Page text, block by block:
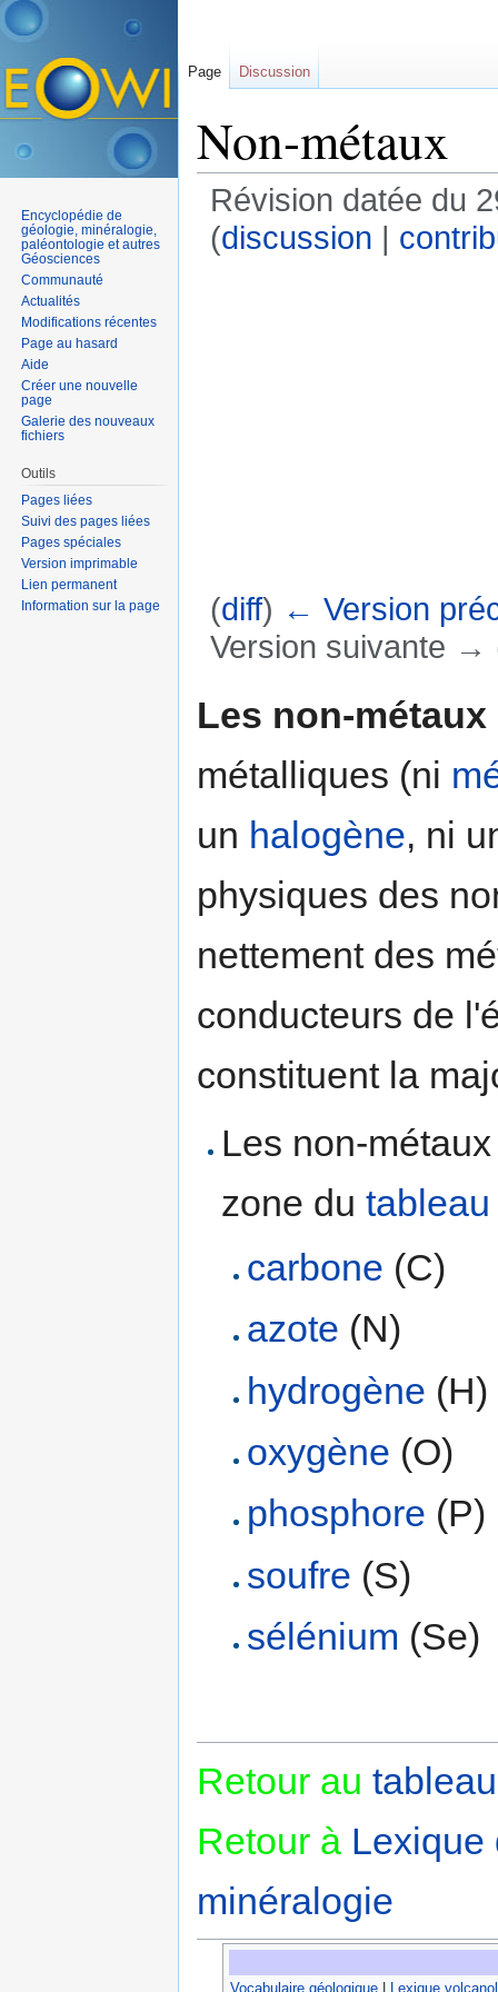
Non-métaux
Révision datée du
(discussion |
(diff) ← Version
Version suivante →
Les non-métaux
métalliques (ni
un halogène, ni
physiques des
nettement des
conducteurs de
constituent la
Les non-
zone du
carbone (C)
azote (N)
hydrogène (H)
oxygène (O)
phosphore (P)
soufre (S)
sélénium (Se)
Retour au
Retour à Lexique
minéralogie
Vocabulaire géologique| Lexique
Page Discussion
Encyclopédie de
géologie, minéralogie,
paléontologie et autres
Géosciences
Communauté
Actualités
Modifications récentes
Page au hasard
Aide
Créer une nouvelle
page
Galerie des nouveaux
fichiers
Outils
Pages liées
Suivi des pages liées
Pages spéciales
Version imprimable
Lien permanent
Information sur la page